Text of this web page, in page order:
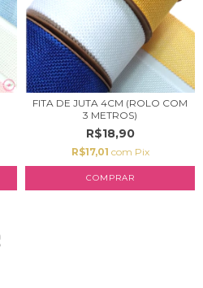
FITA DE JUTA 4CM (ROLO COM
3 METROS)
R$18,90
R$17,01 com Pix
COMPRAR